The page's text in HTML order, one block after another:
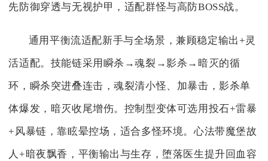
先防御穿透与无视护甲，适配群怪与高防BOSS战。
通用平衡流适配新手与全场景，兼顾稳定输出+灵
活适配。技能链采用瞬杀→魂裂→影杀→暗灭的循
环，瞬杀突进叠连击，魂裂清小怪、加暴击，影杀单
体爆发，暗灭收尾增伤。控制型变体可选用投石+雷暴
+风暴链，靠眩晕控场，适合多怪环境。心法带魔堡故
人+暗夜飘香，平衡输出与生存，堕落医生提升回血容